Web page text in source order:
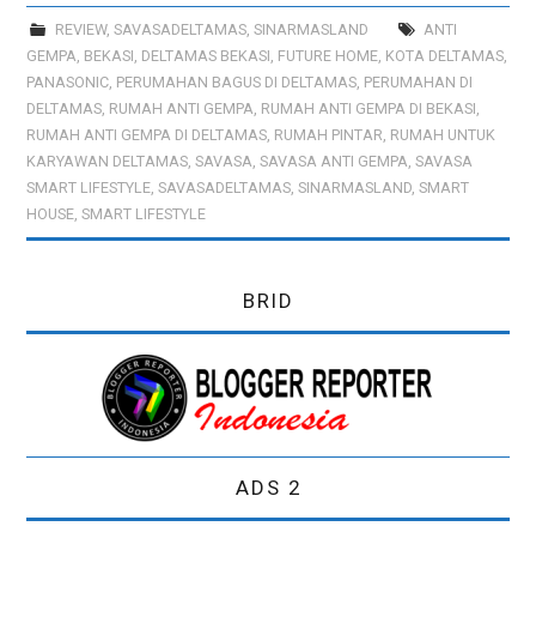
PREWEDDING
REVIEW, SAVASADELTAMAS, SINARMASLAND
ANTI
GEMPA BEKASI DELTAMAS BEKASI FUTURE HOME KOTA DELTAMAS
PANASONIC PERUMAHAN BAGUS DI DELTAMAS PERUMAHAN DI
DELTAMAS RUMAH ANTI GEMPA RUMAH ANTI GEMPA DI BEKASI
RUMAH ANTI GEMPA DI DELTAMAS RUMAH PINTAR RUMAH UNTUK
KARYAWAN DELTAMAS ,SAVASA ,SAVASA ANTI GEMPA ,SAVASA
SMART LIFESTYLE ,SAVASADELTAMAS ,SINARMASLAND ,SMART
HOUSE ,SMART LIFESTYLE
BRID
ADS 2